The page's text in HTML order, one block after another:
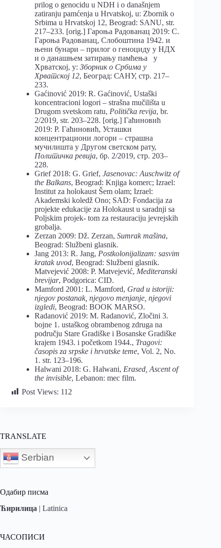
prilog o genocidu u NDH i o današnjem
zatiranju pamćenja u Hrvatskoj, u: Zbornik o
Srbima u Hrvatskoj 12, Beograd: SANU, str.
217–233. [orig.] Гароња Радованац 2019: С.
Гароња Радованац, Слобоштина 1942. и
њени бунари – прилог о геноциду у НДХ
и о данашњем затирању памћења у
Хрватској, у: Зборник о Србима у
Хрватској 12, Београд: САНУ, стр. 217–
233.
Gaćinović 2019: R. Gaćinović, Ustaški
koncentracioni logori – strašna mučilišta u
Drugom svetskom ratu, Politička revija, br.
2/2019, str. 203–228. [orig.] Гаћиновић
2019: Р. Гаћиновић, Усташки
концентрациони логори – страшна
мучилишта у Другом светском рату,
Политичка ревија, бр. 2/2019, стр. 203–
228.
Grief 2018: G. Grief, Jasenovac: Auschwitz of
the Balkans, Beograd: Knjiga komerc; Izrael:
Institut za holokaust Šem olam; Izrael:
Akademski koledž Ono; SAD: Fondacija za
projekte edukacije za Holokaust u saradnji sa
Poljskim projek- tom za restauraciju jevrejskih
grobalja.
Zerzan 2009: Dž. Zerzan, Sumrak mašina,
Beograd: Službeni glasnik.
Jang 2013: R. Jang, Postkolonijalizam: sasvim
kratak uvod, Beograd: Službeni glasnik.
Matvejević 2008: P. Matvejević, Mediteranski
brevijar, Podgorica: CID.
Mamford 2001: L. Mamford, Grad u istoriji:
njegov postanak, njegovo menjanje, njegovi
izgledi, Beograd: BOOK MARSO.
Radanović 2019: M. Radanović, Zločini 3.
bojne 1. ustaškog obrambenog zdruga na
području Stare Gradiške i Bosanske Gradiške
krajem 1943. i početkom 1944., Tragovi:
časopis za srpske i hrvatske teme, Vol. 2, No.
1. str. 123–196.
Halwani 2018: G. Halwani, Erased, Ascent of
the invisible, Lebanon: mec film.
Post Views: 112
TRANSLATE
Serbian
Одабир писма
Ћирилица | Latinica
ЧАСОПИСИ